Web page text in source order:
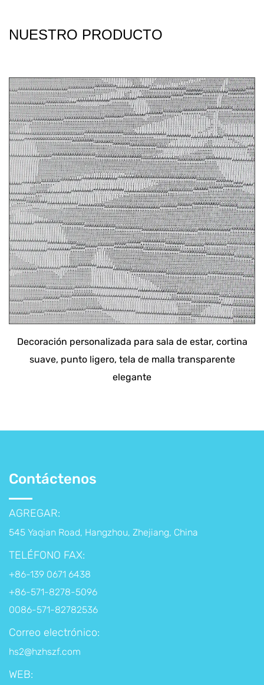
NUESTRO PRODUCTO
Decoración personalizada para sala de estar, cortina
suave, punto ligero, tela de malla transparente
elegante
Contáctenos
AGREGAR:
545 Yaqian Road, Hangzhou, Zhejiang, China
TELÉFONO FAX:
+86-139 0671 6438
+86-571-8278-5096
0086-571-82782536
Correo electrónico:
hs2@hzhszf.com
WEB: